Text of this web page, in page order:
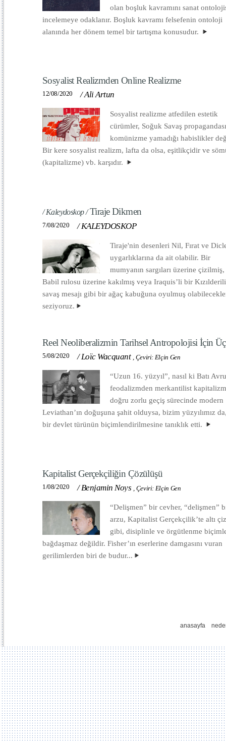
olan boşluk kavramını sanat
incelemeye odaklanır. Boşluk kavramı felsefenin ontoloji
alanında her dönem temel bir tartışma konusudur.
Sosyalist Realizmden Online Realizme
12/08/2020 /Ali Artun
Sosyalist realizme atfedilen estetik
cürümler, Soğuk Savaş
komünizme yamadığı habislikler
Bir kere sosyalist realizm, lafta da olsa, eşitlikçidir ve
(kapitalizme) vb. karşıdır.
/ Kaleydoskop /Tiraje Dikmen
7/08/2020 /KALEYDOSKOP
Tiraje'nin desenleri Nil, Fırat ve
uygarlıklarına da ait olabilir. Bir
mumyanın sargıları üzerine
Babil rulosu üzerine kakılmış veya Iraquis’li bir
savaş mesajı gibi bir ağaç kabuğuna oyulmuş
seziyoruz.
Reel Neoliberalizmin Tarihsel Antropolojisi İçin
5/08/2020 /Loïc Wacquant , Çeviri: Elçin Gen
“Uzun 16. yüzyıl”, nasıl ki Batı
feodalizmden merkantilist
doğru zorlu geçiş sürecinde modern
Leviathan’ın doğuşuna şahit olduysa, bizim yüzyılımız
bir devlet türünün biçimlendirilmesine tanıklık etti.
Kapitalist Gerçekçiliğin Çözülüşü
1/08/2020 /Benjamin Noys , Çeviri: Elçin Gen
“Delişmen” bir cevher, “delişmen”
arzu, Kapitalist Gerçekçilik’te altı
gibi, disiplinle ve örgütlenme
bağdaşmaz değildir. Fisher’ın eserlerine damgasını vuran
gerilimlerden biri de budur...
anasayfa